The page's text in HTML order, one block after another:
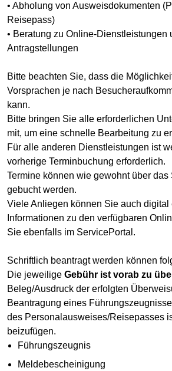
• Abholung von Ausweisdokumenten
Reisepass)
• Beratung zu Online-Dienstleistungen
Antragstellungen
Bitte beachten Sie, dass die
Vorsprachen je nach
kann.
Bitte bringen Sie alle erforderlichen
mit, um eine schnelle Bearbeitung zu
Für alle anderen Dienstleistungen ist
vorherige Terminbuchung erforderlich.
Termine können wie gewohnt über
gebucht werden.
Viele Anliegen können Sie auch digital
Informationen zu den verfügbaren
Sie ebenfalls im ServicePortal.
Schriftlich beantragt werden können
Die jeweilige Gebühr ist vorab zu
Beleg/Ausdruck der erfolgten
Beantragung eines
des Personalausweises/Reisepasses
beizufügen.
Führungszeugnis
Meldebescheinigung